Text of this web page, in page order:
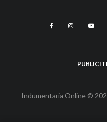
Indumentaria Online ©